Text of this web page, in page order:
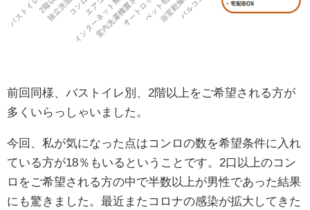
前回同様、バストイレ別、2階以上をご希望される方が
多くいらっしゃいました。
今回、私が気になった点はコンロの数を希望条件に入れ
ている方が18％もいるということです。2口以上のコン
ロをご希望される方の中で半数以上が男性であった結果
にも驚きました。最近またコロナの感染が拡大してきた